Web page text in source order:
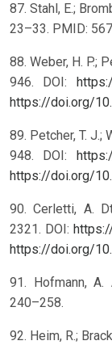
87. Stahl, E.;
23–33. PMID:
88. Weber, H. P.;
946. DOI:
https://doi.org/
89. Petcher, T. J.;
948. DOI:
https://doi.org/
90. Cerletti, A.
2321. DOI:
https://doi.org/
91. Hofmann, A.
240–258.
92. Heim, R.;